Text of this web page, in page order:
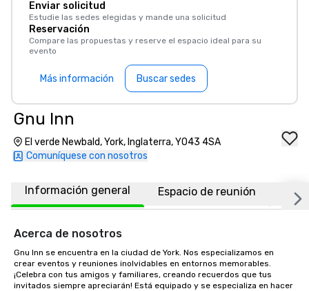
Enviar solicitud
Estudie las sedes elegidas y mande una solicitud
Reservación
Compare las propuestas y reserve el espacio ideal para su
evento
Más información Buscar sedes
Gnu Inn
El verde Newbald, York, Inglaterra, YO43 4SA
Comuníquese con nosotros
Información general Espacio de reunión
Acerca de nosotros
Gnu Inn se encuentra en la ciudad de York. Nos especializamos en
crear eventos y reuniones inolvidables en entornos memorables.
¡Celebra con tus amigos y familiares, creando recuerdos que tus
invitados siempre apreciarán! Está equipado y se especializa en hacer